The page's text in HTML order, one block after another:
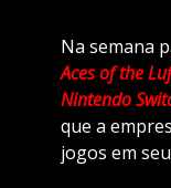
Na semana
Aces of the
Nintendo
que a
jogos em